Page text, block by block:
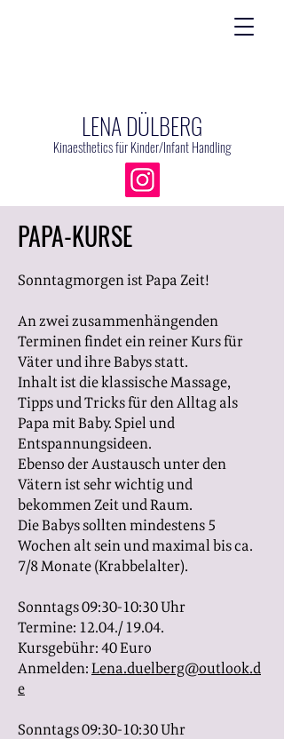
LENA DÜLBERG
Kinaestheticsfür Kinder/Infant Handling
PAPA-KURSE
Sonntagmorgen ist Papa Zeit!
An zwei zusammenhängenden
Terminen findet ein reiner Kurs für
Väter und ihre Babys statt.
Inhalt ist die klassische Massage,
Tipps und Tricks für den Alltag als
Papa mit Baby. Spiel und
Entspannungsideen.
Ebenso der Austausch unter den
Vätern ist sehr wichtig und
bekommen Zeit und Raum.
Die Babys sollten mindestens 5
Wochen alt sein und maximal bis ca.
7/8 Monate (Krabbelalter).
Sonntags 09:30-10:30 Uhr
Termine: 12.04./ 19.04.
Kursgebühr: 40 Euro
Anmelden: Lena.duelberg@outlook.d
e
Sonntags 09:30-10:30 Uhr